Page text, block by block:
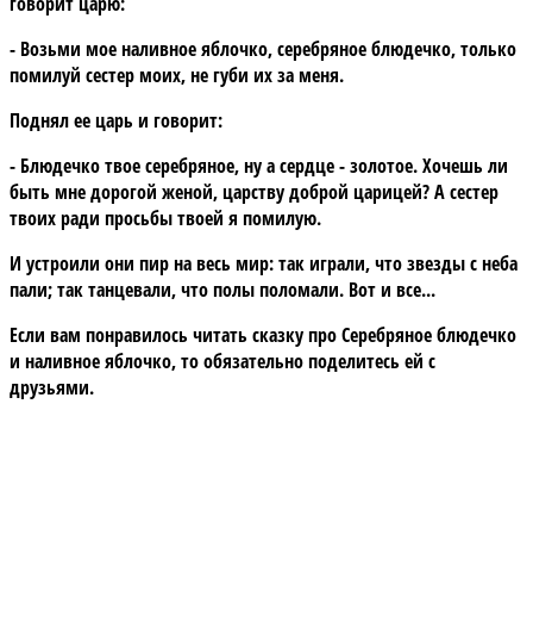
- Возьми мое наливное яблочко, серебряное блюдечко, только
помилуй сестер моих, не губи их за меня.
Поднял ее царь и говорит:
- Блюдечко твое серебряное, ну а сердце - золотое. Хочешь ли
быть мне дорогой женой, царству доброй царицей? А сестер
твоих ради просьбы твоей я помилую.
И устроили они пир на весь мир: так играли, что звезды с неба
пали; так танцевали, что полы поломали. Вот и все...
Если вам понравилось читать сказку про Серебряное блюдечко
и наливное яблочко, то обязательно поделитесь ей с
друзьями.